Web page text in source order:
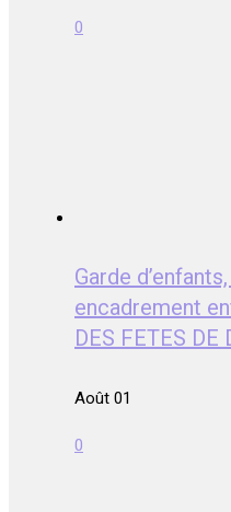
0
Garde
encadrement
DES FETES DE
Août 01
0